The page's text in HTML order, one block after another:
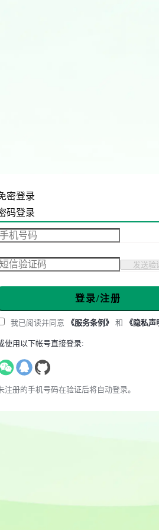
密登录
码登录
发送验
登录/注册
我已阅读并同意 《服务条例》 和 《隐私声
使用以下帐号直接登录:
注册的手机号码在验证后将自动登录。